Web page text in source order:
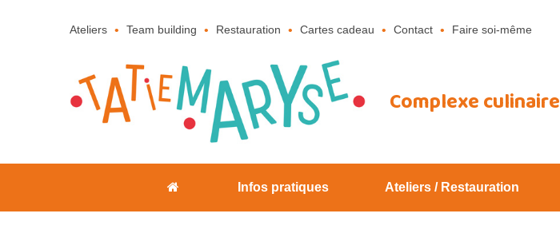
Ateliers Team building Restauration Cartes cadeau Contact Faire soi-même
Complexe culinaire
Infos pratiques Ateliers / Restauration